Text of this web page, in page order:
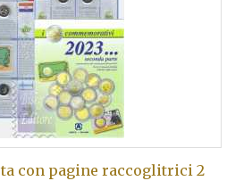
con pagine raccoglitrici 2